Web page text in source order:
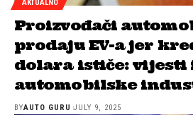
AKTUALNO
Proizvođači
prodaju EV-a jer
dolara ističe: vijesti
automobilske
BYAUTO GURU JULY 9, 2025